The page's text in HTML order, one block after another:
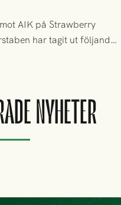
AIK på Strawberry
har tagit ut följande
NYHETER